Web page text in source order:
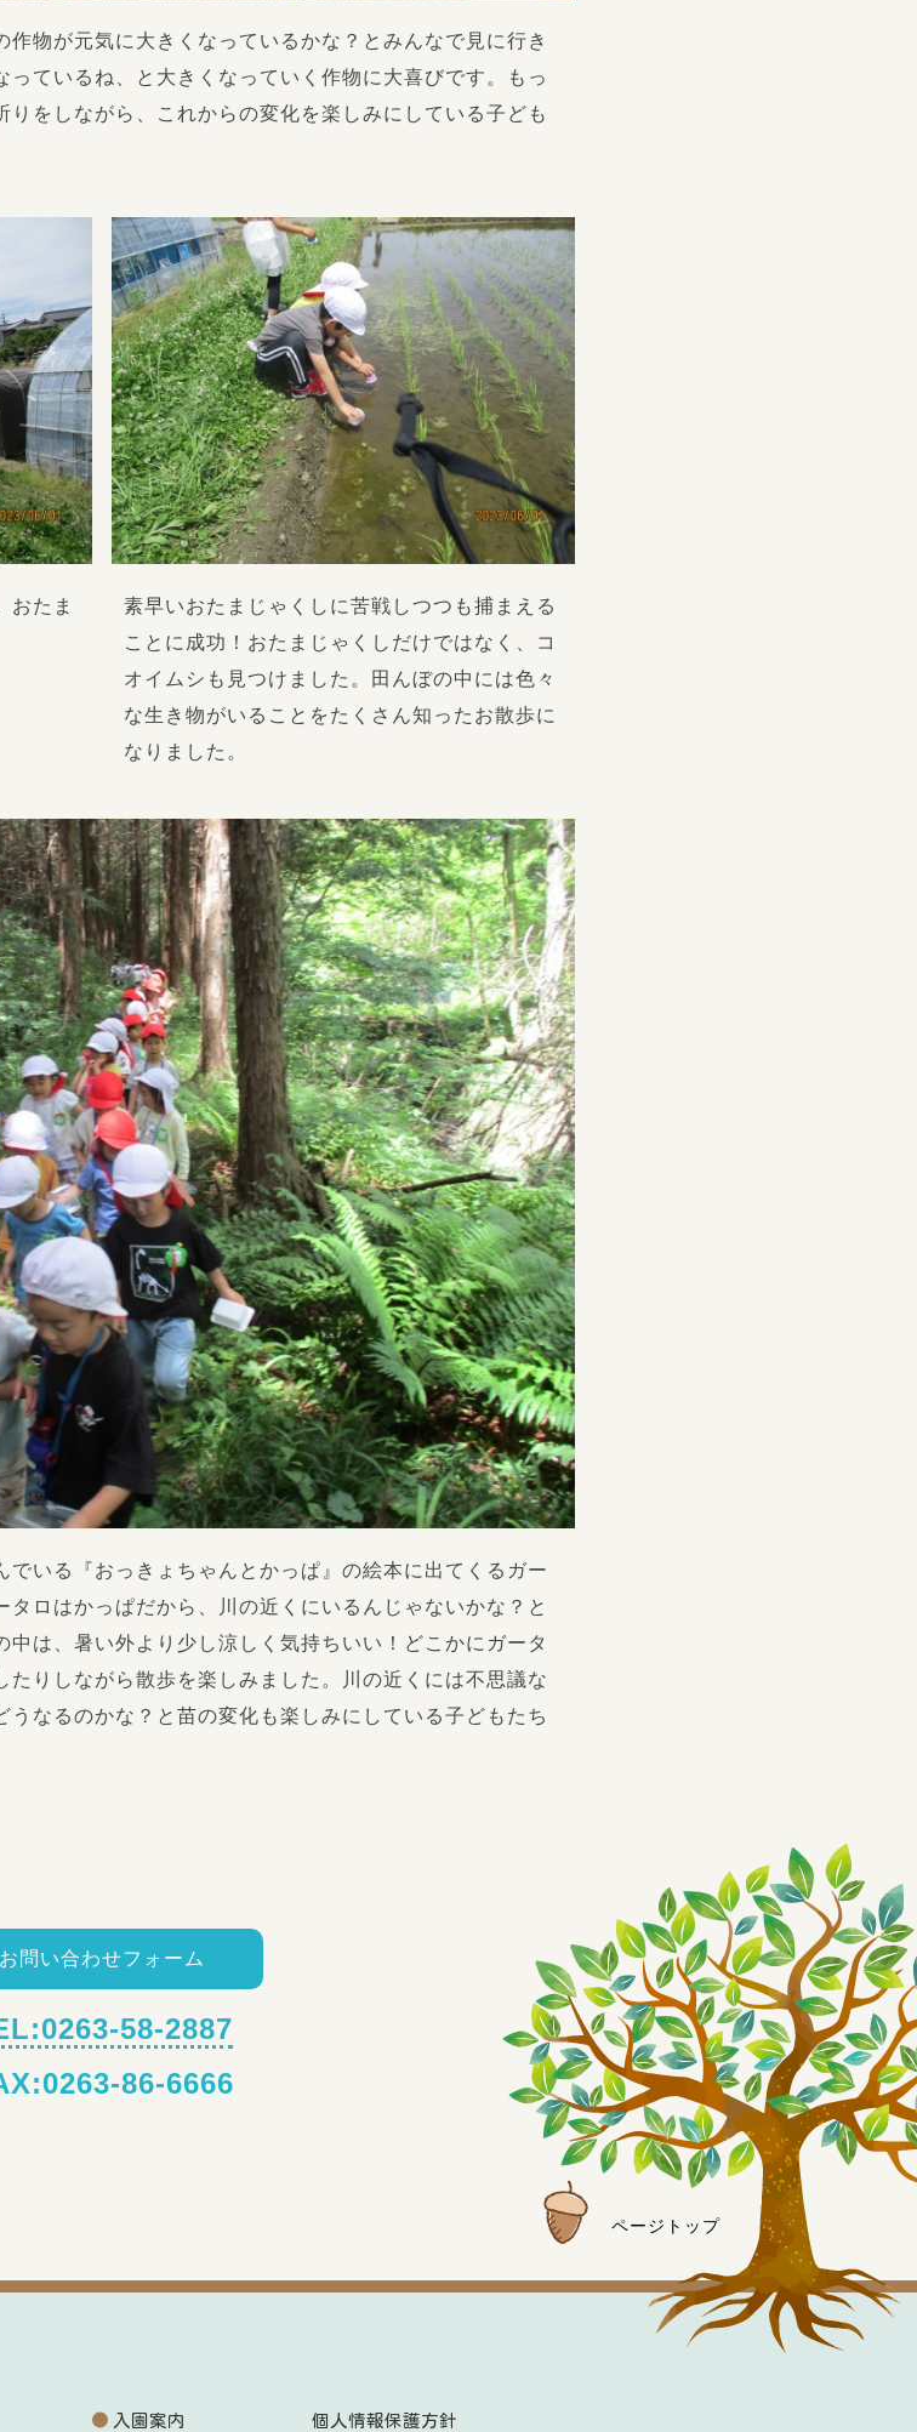
物が元気に大きくなっているかな？とみんなで見に行き
っているね、と大きくなっていく作物に大喜びです。もっ
をしながら、これからの変化を楽しみにしている子ども
おたま
素早いおたまじゃくしに苦戦しつつも捕まえる
ことに成功！おたまじゃくしだけではなく、コ
オイムシも見つけました。田んぼの中には色々
な生き物がいることをたくさん知ったお散歩に
なりました。
いる『おっきょちゃんとかっぱ』の絵本に出てくるガー
ロはかっぱだから、川の近くにいるんじゃないかな？と
は、暑い外より少し涼しく気持ちいい！どこかにガータ
りしながら散歩を楽しみました。川の近くには不思議な
なるのかな？と苗の変化も楽しみにしている子どもたち
お問い合わせフォーム
58-2887
86-6666
ページトップ
入園案内 個人情報保護方針